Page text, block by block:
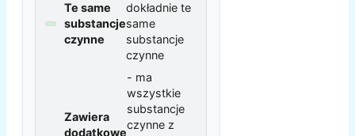
Te same
substancje
czynne
dokładnie te
same
substancje
czynne
Zawiera
dodatkowe
- ma
wszystkie
substancje
czynne z